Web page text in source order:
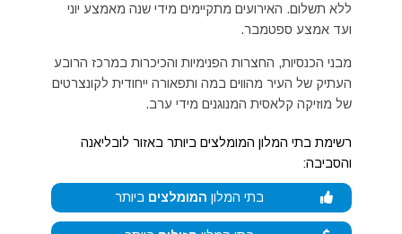
ללא תשלום. האירועים מתקיימים מידי שנה מאמצע יוני
ועד אמצע ספטמבר.
מבני הכנסיות, החצרות הפנימיות והכיכרות במרכז הרובע
העתיק של העיר מהווים במה ותפאורה ייחודית לקונצרטים
של מוזיקה קלאסית המנוגנים מידי ערב.
רשימת בתי המלון המומלצים ביותר באזור לובליאנה
והסביבה:
בתי המלון המומלצים ביותר